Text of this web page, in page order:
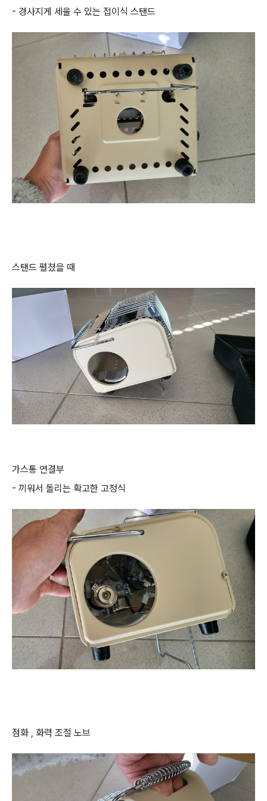
- 경사지게 세울 수 있는 접이식 스탠드
스탠드 펼쳤을 때
가스통 연결부
- 끼워서 돌리는 확고한 고정식
점화 , 화력 조절 노브